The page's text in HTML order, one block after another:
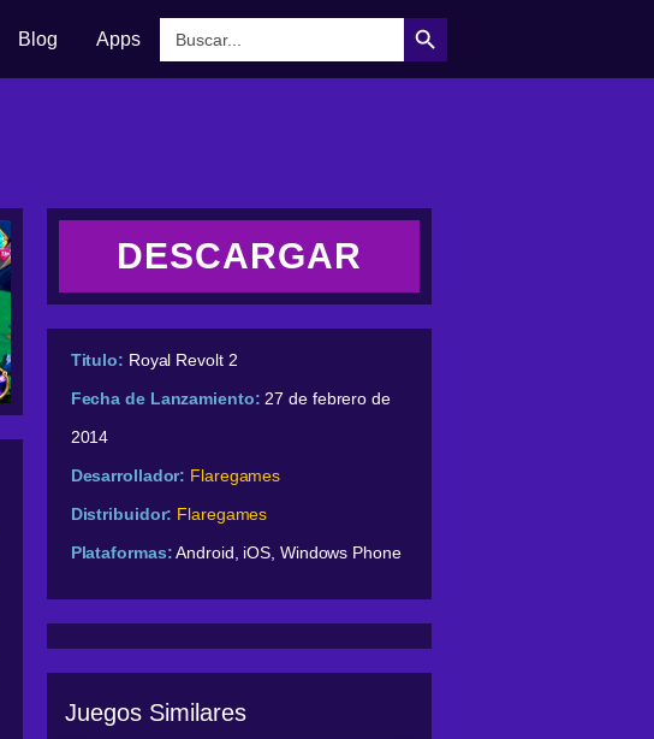
Blog Apps
Botón de búsqueda
DESCARGAR
Titulo: Royal Revolt 2
Fecha de Lanzamiento: 27 de febrero de
2014
Desarrollador: Flaregames
Distribuidor: Flaregames
Plataformas: Android, iOS, Windows Phone
Juegos Similares